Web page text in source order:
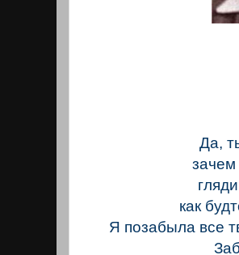
Да,
как
Я позабыла все